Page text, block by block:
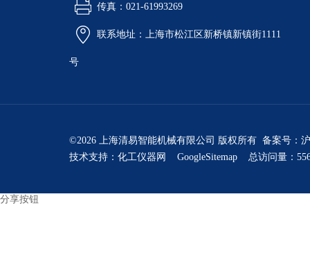
传真：021-61993269
联系地址：上海市松江区新桥镇新镇街1111
号
©2026 上海清易智能机械有限公司 版权所有 备案号：
技术支持： 化工仪器网 GoogleSitemap 总访问量：
分享按钮